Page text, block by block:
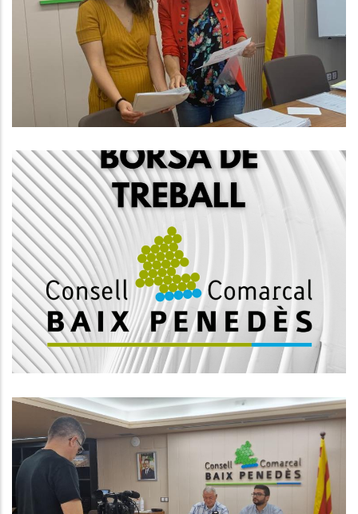
Ajuntaments En Matèria
D'ocupació
Ocupació
Borsa De Treball De Tècnic De
Medi Ambient
Ocupació
El Consell Contractarà 23
Persones Desocupades